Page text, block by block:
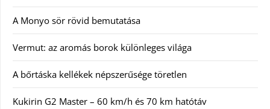
A Monyo sör rövid bemutatása
Vermut: az aromás borok különleges világa
A bőrtáska kellékek népszerűsége töretlen
Kukirin G2 Master – 60 km/h és 70 km hatótáv